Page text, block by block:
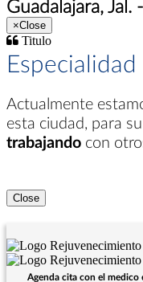
Guadalajara,
×Close
Titulo
Especialidad
Actualmente
esta ciudad, para
trabajando con
Close
Agenda cita con el medico